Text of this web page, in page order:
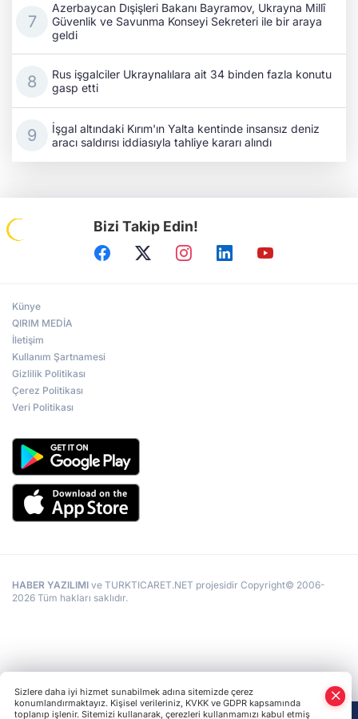
Azerbaycan Dışişleri Bakanı Bayramov, Ukrayna Millî
Güvenlik ve Savunma Konseyi Sekreteri ile bir araya
geldi
Rus işgalciler Ukraynalılara ait 34 binden fazla konutu
gasp etti
İşgal altındaki Kırım'ın Yalta kentinde insansız deniz
aracı saldırısı iddiasıyla tahliye kararı alındı
Bizi Takip Edin!
Künye
QIRIM MEDİA
İletişim
Kullanım Şartnamesi
Gizlilik Politikası
Çerez Politikası
Veri Politikası
HABER YAZILIMI ve TURKTICARET.NET projesidir Copyright© 2006-
2026 Tüm hakları saklıdır.
Sizlere daha iyi hizmet sunabilmek adına sitemizde çerez
konumlandırmaktayız. Kişisel verileriniz, KVKK ve GDPR kapsamında
toplanıp işlenir. Sitemizi kullanarak, çerezleri kullanmamızı kabul etmiş